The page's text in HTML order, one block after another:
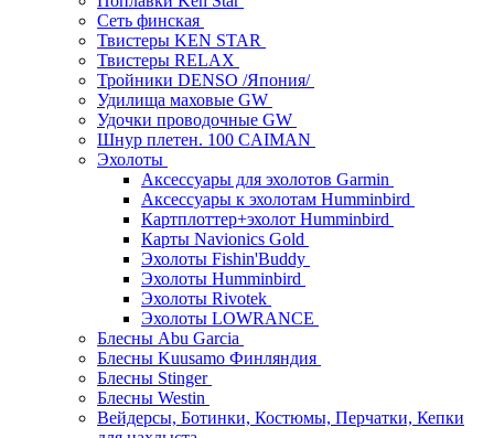
Сеть финская
Твистеры KEN STAR
Твистеры RELAX
Тройники DENSO /Япония/
Удилища маховые GW
Удочки проводочные GW
Шнур плетен. 100 CAIMAN
Эхолоты
Аксессуары для эхолотов Garmin
Аксессуары к эхолотам Humminbird
Картплоттер+эхолот Humminbird
Карты Navionics Gold
Эхолоты Fishin'Buddy
Эхолоты Humminbird
Эхолоты Rivotek
Эхолоты LOWRANCE
Блесны Abu Garcia
Блесны Kuusamo Финляндия
Блесны Stinger
Блесны Westin
Вейдерсы, Ботинки, Костюмы, Перчатки, Кепки